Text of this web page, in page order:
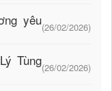
yêu(26/02/2026)
Tùng(26/02/2026)